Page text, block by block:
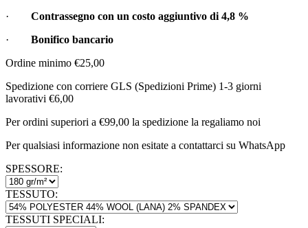
· Contrassegno con un costo aggiuntivo di 4,8 %
· Bonifico bancario
Ordine minimo €25,00
Spedizione con corriere GLS (Spedizioni Prime) 1-3 giorni
lavorativi €6,00
Per ordini superiori a €99,00 la spedizione la regaliamo noi
Per qualsiasi informazione non esitate a contattarci su WhatsApp
SPESSORE:
TESSUTO:
TESSUTI SPECIALI: